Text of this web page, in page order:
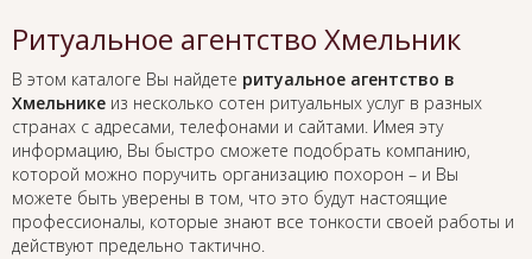
Ритуальное агентство Хмельник
В этом каталоге Вы найдете ритуальное агентство в
Хмельнике из несколько сотен ритуальных услуг в разных
странах с адресами, телефонами и сайтами. Имея эту
информацию, Вы быстро сможете подобрать компанию,
которой можно поручить организацию похорон – и Вы
можете быть уверены в том, что это будут настоящие
профессионалы, которые знают все тонкости своей работы и
действуют предельно тактично.